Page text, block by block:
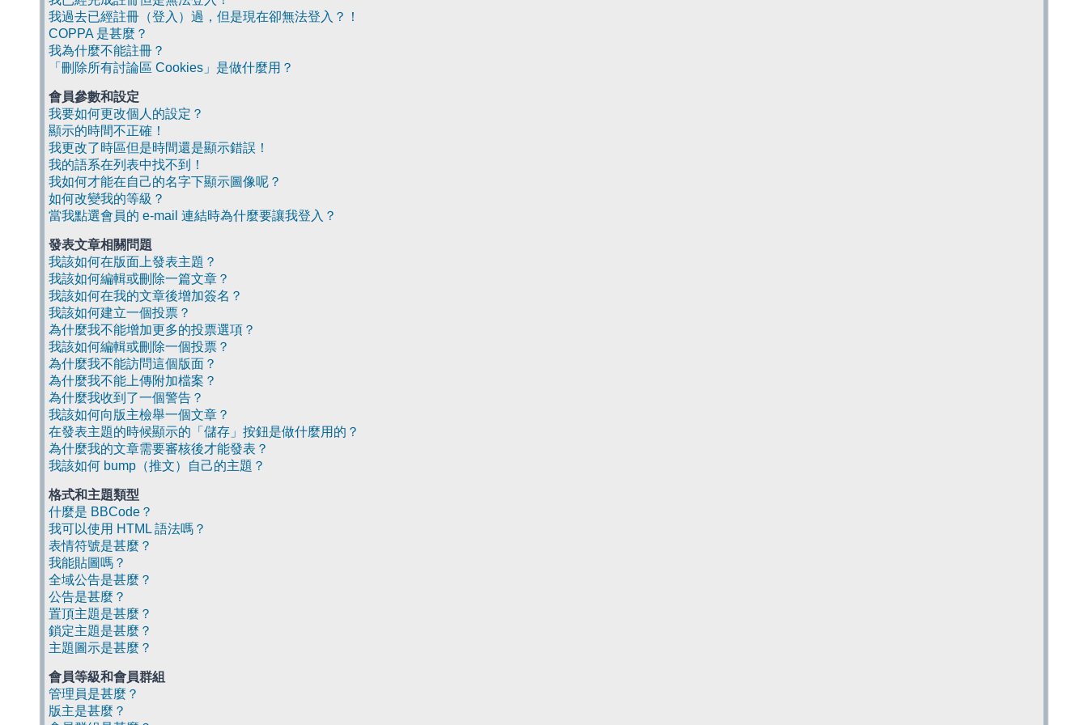
我過去已經註冊（登入）過，但是現在卻無法登入？！
COPPA 是甚麼？
我為什麼不能註冊？
「刪除所有討論區 Cookies」是做什麼用？
會員參數和設定
我要如何更改個人的設定？
顯示的時間不正確！
我更改了時區但是時間還是顯示錯誤！
我的語系在列表中找不到！
我如何才能在自己的名字下顯示圖像呢？
如何改變我的等級？
當我點選會員的 e-mail 連結時為什麼要讓我登入？
發表文章相關問題
我該如何在版面上發表主題？
我該如何編輯或刪除一篇文章？
我該如何在我的文章後增加簽名？
我該如何建立一個投票？
為什麼我不能增加更多的投票選項？
我該如何編輯或刪除一個投票？
為什麼我不能訪問這個版面？
為什麼我不能上傳附加檔案？
為什麼我收到了一個警告？
我該如何向版主檢舉一個文章？
在發表主題的時候顯示的「儲存」按鈕是做什麼用的？
為什麼我的文章需要審核後才能發表？
我該如何 bump（推文）自己的主題？
格式和主題類型
什麼是 BBCode？
我可以使用 HTML 語法嗎？
表情符號是甚麼？
我能貼圖嗎？
全域公告是甚麼？
公告是甚麼？
置頂主題是甚麼？
鎖定主題是甚麼？
主題圖示是甚麼？
會員等級和會員群組
管理員是甚麼？
版主是甚麼？